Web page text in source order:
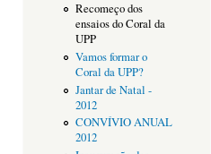
Recomeço dos
ensaios do Coral da
UPP
Vamos formar o
Coral da UPP?
Jantar de Natal -
2012
CONVÍVIO ANUAL
2012